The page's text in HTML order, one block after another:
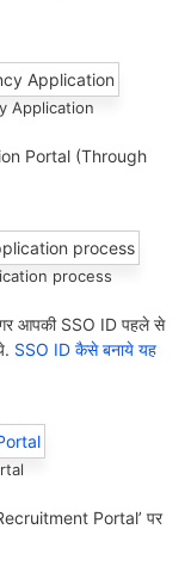
Application
Portal (Through
process
आपकी SSO ID पहले से
SSO ID कैसे बनाये यह
Portal’ पर